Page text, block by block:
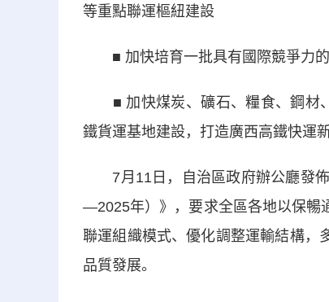
等重點聯運樞紐建設
■ 加快培育一批具有國際競爭力的
■ 加快煤炭、礦石、糧食、鋼材、
鐵貨運基地建設，打造廣西高鐵快運
7月11日，自治區政府辦公廳發佈
—2025年）》，要求全區各地以保暢
聯運組織模式、優化調整運輸結構，
品質發展。